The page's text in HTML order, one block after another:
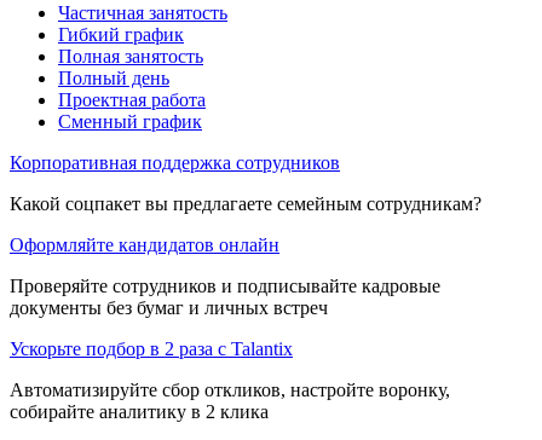
Частичная занятость
Гибкий график
Полная занятость
Полный день
Проектная работа
Сменный график
Корпоративная поддержка сотрудников
Какой соцпакет вы предлагаете семейным сотрудникам?
Оформляйте кандидатов онлайн
Проверяйте сотрудников и подписывайте кадровые
документы без бумаг и личных встреч
Ускорьте подбор в 2 раза с Talantix
Автоматизируйте сбор откликов, настройте воронку,
собирайте аналитику в 2 клика